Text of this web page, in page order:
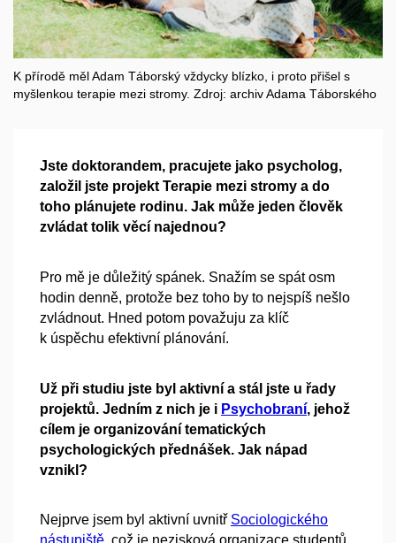
K přírodě měl Adam Táborský vždycky blízko, i proto přišel s
myšlenkou terapie mezi stromy. Zdroj: archiv Adama Táborského
Jste doktorandem, pracujete jako psycholog,
založil jste projekt Terapie mezi stromy a do
toho plánujete rodinu. Jak může jeden člověk
zvládat tolik věcí najednou?
Pro mě je důležitý spánek. Snažím se spát osm
hodin denně, protože bez toho by to nejspíš nešlo
zvládnout. Hned potom považuju za klíč
k úspěchu efektivní plánování.
Už při studiu jste byl aktivní a stál jste u řady
projektů. Jedním z nich je i Psychobraní, jehož
cílem je organizování tematických
psychologických přednášek. Jak nápad
vznikl?
Nejprve jsem byl aktivní uvnitř Sociologického